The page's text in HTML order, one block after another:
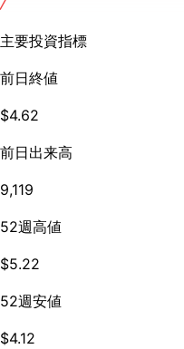
主要投資指標
前日終値
$4.62
前日出来高
9,119
52週高値
$5.22
52週安値
$4.12